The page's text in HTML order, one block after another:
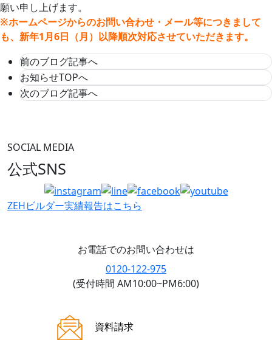
願い申し上げます。
※ホームページからのお問い合わせ・メール等につきまして
も、新年1月6日（月）以降順次対応させていただきます。
前のブログ記事へ
お知らせTOPへ
次のブログ記事へ
SOCIAL MEDIA
公式SNS
ZEHビルダー実績報告はこちら
お電話でのお問い合わせは
0120-122-975
(受付時間 AM10:00~PM6:00)
資料請求